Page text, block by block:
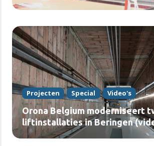
Projecten Special Video's
Orona Belgium moderniseert
liftinstallaties in Beringen